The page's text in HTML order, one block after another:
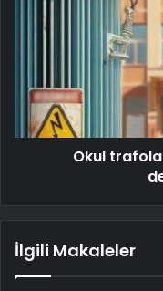
Okul
İlgili Makaleler